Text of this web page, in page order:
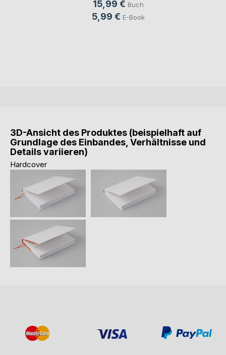
15,99 € Buch
5,99 € E-Book
3D-Ansicht des Produktes (beispielhaft auf
Grundlage des Einbandes, Verhältnisse und
Details variieren)
Hardcover